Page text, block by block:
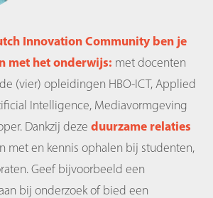
Innovation Community ben je
met hetonderwijs: met docenten
(vier) opleidingen HBO-ICT, Applied
Intelligence, Mediavormgeving
Dankzij deze duurzame relaties
met en kennis ophalen bij studenten,
Geef bijvoorbeeld een
bij onderzoek of bied een